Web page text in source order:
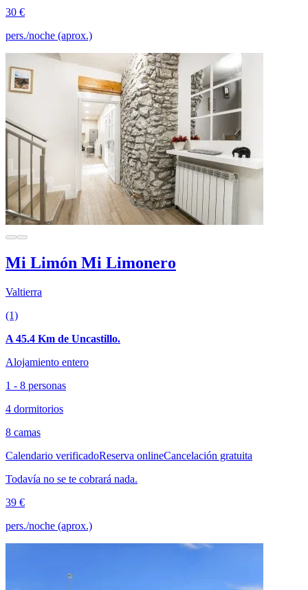
30 €
pers./noche (aprox.)
Mi Limón Mi Limonero
Valtierra
(1)
A 45.4 Km de Uncastillo.
Alojamiento entero
1 - 8 personas
4 dormitorios
8 camas
Calendario verificadoReserva onlineCancelación gratuita
Todavía no se te cobrará nada.
39 €
pers./noche (aprox.)